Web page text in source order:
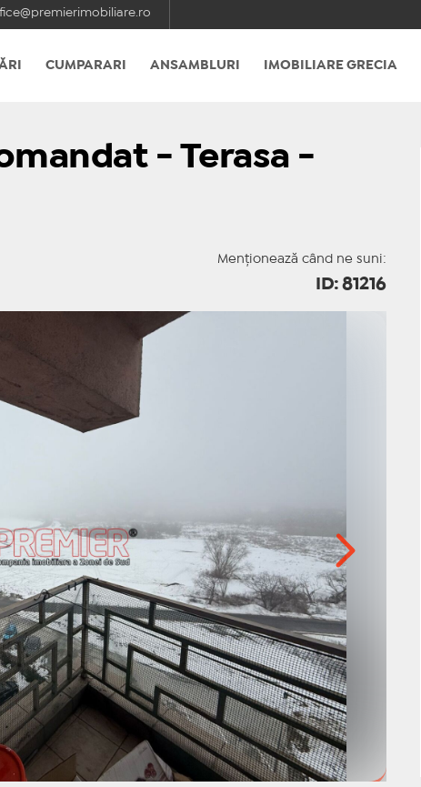
CUMPARARI ANSAMBLURI IMOBILIARE GRECIA
- Terasa -
Menționează când ne suni:
ID: 81216